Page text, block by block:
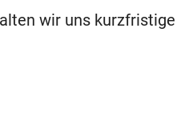
wir uns kurzfristige